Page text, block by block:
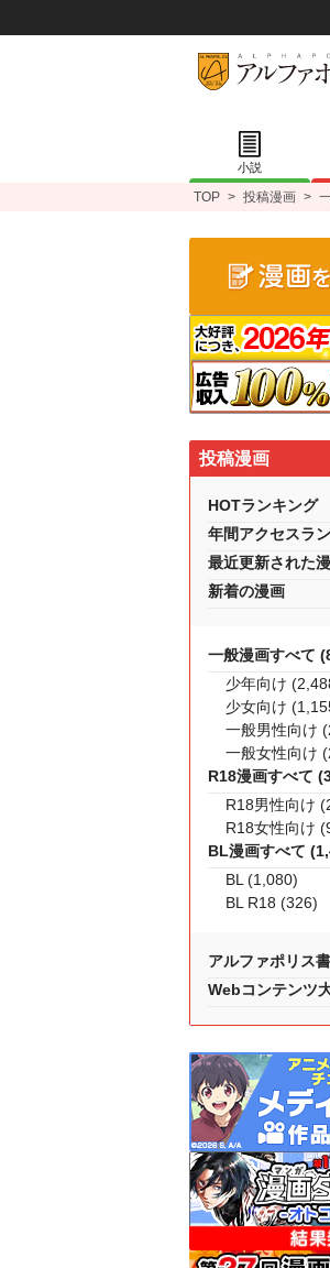
小説
TOP > 投稿漫画 >
投稿漫画
HOTランキング
年間アクセスラ
最近更新された
新着の漫画
一般漫画すべて
少年向け
少女向け
一般男性向け
一般女性向け
R18漫画すべて
R18男性向け
R18女性向け
BL漫画すべて
BL (1,080)
BL R18 (326)
アルファポリス
Webコンテンツ